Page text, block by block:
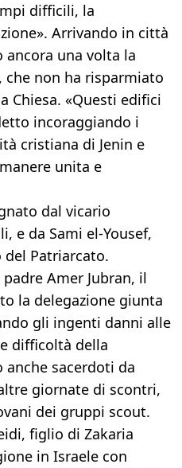
difficili, la
Arrivando in città
una volta la
non ha risparmiato
Chiesa. «Questi edifici
incoraggiando i
cristiana di Jenin e
unita e
dal vicario
e da Sami el-Yousef,
Patriarcato.
Amer Jubran, il
la delegazione giunta
gli ingenti danni alle
difficoltà della
anche sacerdoti da
giornate di scontri,
dei gruppi scout.
figlio di Zakaria
in Israele con